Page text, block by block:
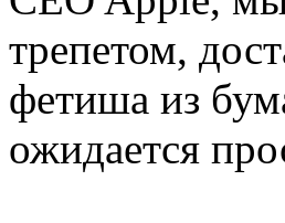
трепетом,
фетиша из
ожидается